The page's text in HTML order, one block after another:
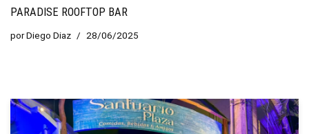
PARADISE ROOFTOP BAR
porDiego Diaz 28/06/2025